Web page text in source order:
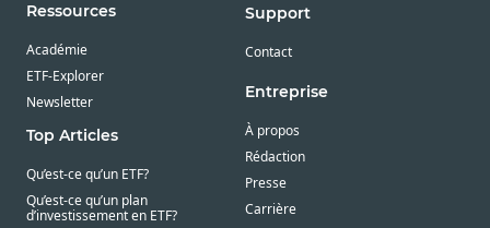
Ressources
Académie
ETF-Explorer
Newsletter
Top Articles
Qu’est-ce qu’un ETF?
Qu’est-ce qu’un plan
d’investissement en ETF?
Support
Contact
Entreprise
À propos
Rédaction
Presse
Carrière